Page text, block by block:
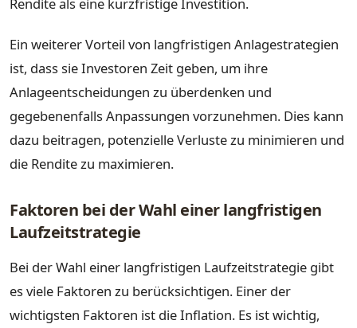
Ein weiterer Vorteil von langfristigen Anlagestrategien
ist, dass sie Investoren Zeit geben, um ihre
Anlageentscheidungen zu überdenken und
gegebenenfalls Anpassungen vorzunehmen. Dies kann
dazu beitragen, potenzielle Verluste zu minimieren und
die Rendite zu maximieren.
Faktoren bei der Wahl einer langfristigen
Laufzeitstrategie
Bei der Wahl einer langfristigen Laufzeitstrategie gibt
es viele Faktoren zu berücksichtigen. Einer der
wichtigsten Faktoren ist die Inflation. Es ist wichtig,